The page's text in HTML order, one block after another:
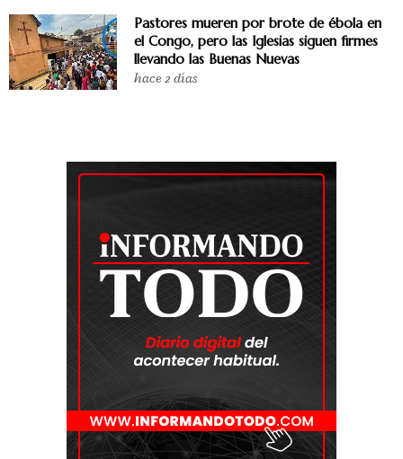
Pastores mueren por brote de ébola en
el Congo, pero las Iglesias siguen firmes
llevando las Buenas Nuevas
hace 2 días